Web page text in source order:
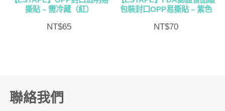
撕貼 – 需冷藏（紅）
NT$65
包裝封口OPP易撕貼 – 紫色
NT$70
聯絡我們